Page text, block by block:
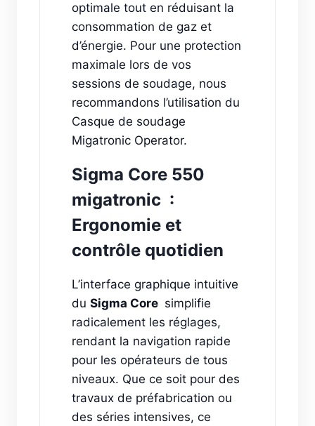
optimale tout en réduisant la
consommation de gaz et
d’énergie. Pour une protection
maximale lors de vos
sessions de soudage, nous
recommandons l’utilisation du
Casque de soudage
Migatronic Operator.
Sigma Core 550
migatronic :
Ergonomie et
contrôle quotidien
L’interface graphique intuitive
du Sigma Core simplifie
radicalement les réglages,
rendant la navigation rapide
pour les opérateurs de tous
niveaux. Que ce soit pour des
travaux de préfabrication ou
des séries intensives, ce